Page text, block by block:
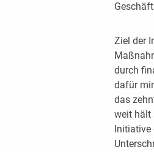
Ziel der
durch
dafür
das
weit hält